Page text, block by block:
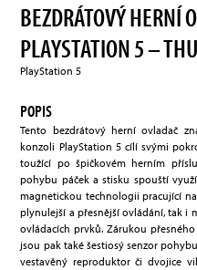
BEZDRÁTOVÝ HERNÍ
PLAYSTATION 5 –
PlayStation 5
POPIS
Tento bezdrátový herní ovladač
konzoli PlayStation 5 cílí svými
toužící po špičkovém herním
pohybu páček a stisku spouští
magnetickou technologii pracující
plynulejší a přesnější ovládání, tak i
ovládacích prvků. Zárukou
jsou pak také šestiosý senzor
vestavěný reproduktor či dvojice